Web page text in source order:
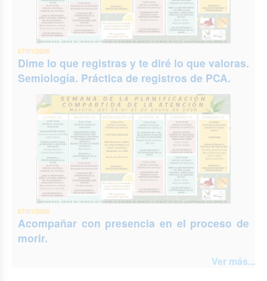
07/01/2026
Dime lo que registras y te diré lo que valoras.
Semiología. Práctica de registros de PCA.
07/01/2026
Acompañar con presencia en el proceso de
morir.
Ver más...